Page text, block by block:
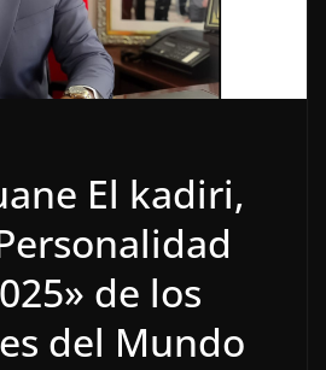
El kadiri,
de los
del Mundo